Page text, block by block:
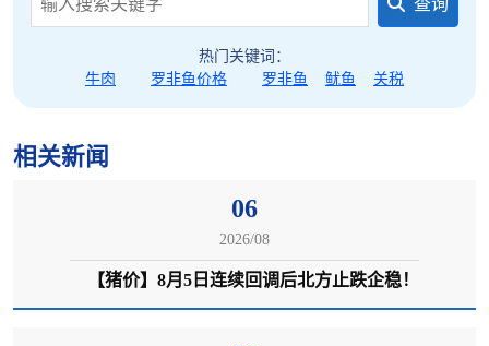
上涨区域：黑龙江养殖户错峰出栏、压栏观望，市
场可售肥猪偏少；下跌区域：山西、西北部分养殖
户借短期修复窗口集中出栏，短期供给小幅宽松；
给与终端消费双向平衡，无集中出栏、大规模抢猪
现象，价格保持稳定。
4、本轮淡季调整属于阶段性波动，产能基本面没有
7 月中下旬持续下行行情由高温淡季消费低迷 + 前
热门关键词：
牛肉
罗非鱼价格 罗非鱼 鱿鱼 关税
相关新闻
06
2026/08
【猪价】8月5日连续回调后北方止跌企稳！